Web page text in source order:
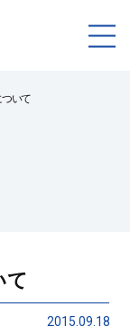
いて
て
2015.09.18